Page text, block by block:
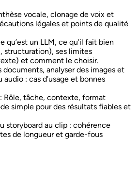
vocale, clonage de voix et
légales et points de qualité
qu’est un LLM, ce qu’il fait bien
structuration), ses limites
et comment le choisir.
documents, analyser des images et
: cas d’usage et bonnes
: Rôle, tâche, contexte, format
simple pour des résultats fiables et
storyboard au clip : cohérence
de longueur et garde-fous